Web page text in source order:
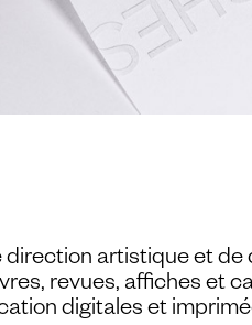
artistique et de
revues, affiches et
digitales et